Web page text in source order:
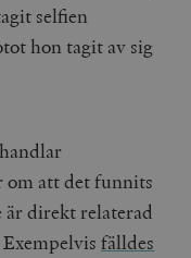
selfien
hon tagit av sig
om att det funnits
är direkt relaterad
fälldes